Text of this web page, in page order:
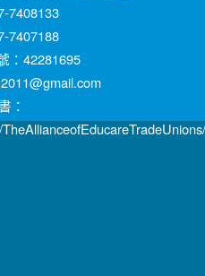
7408133
7407188
：42281695
：